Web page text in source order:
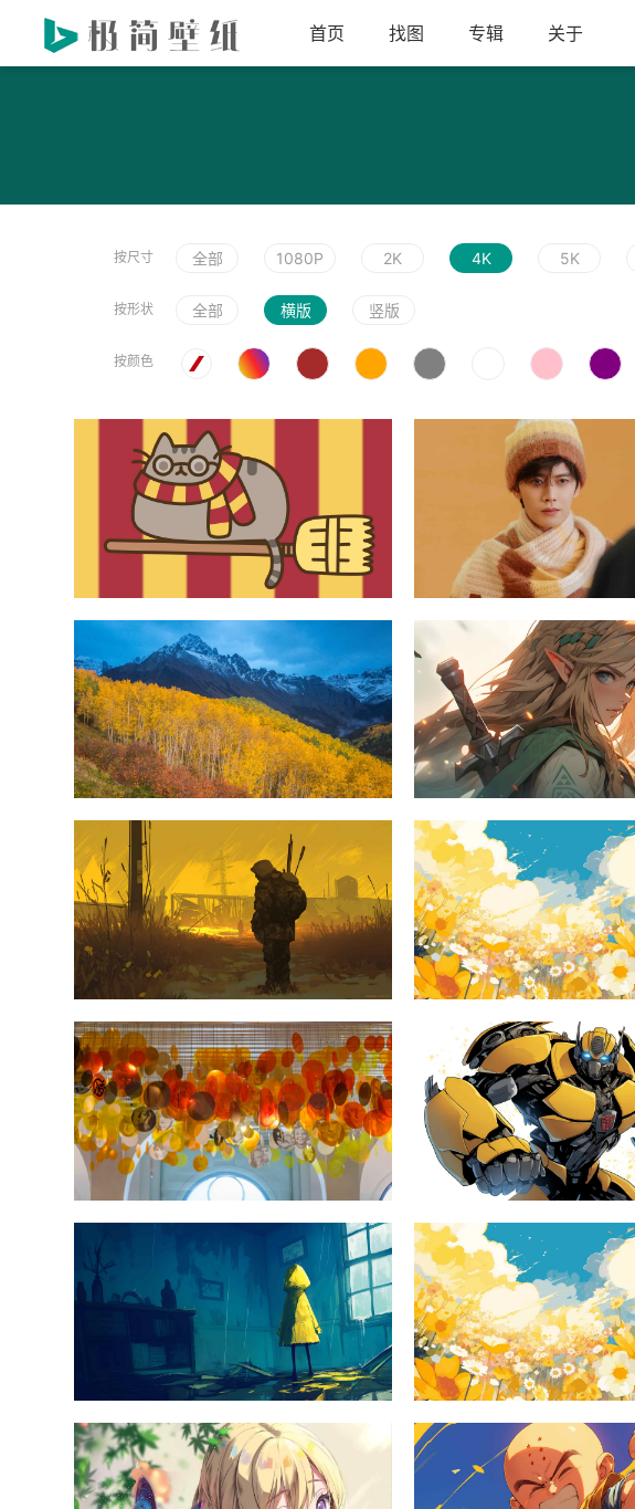
首页 找图 专辑 关于
按尺寸 全部 1080P 2K 4K 5K
按形状 全部 横版 竖版
按颜色